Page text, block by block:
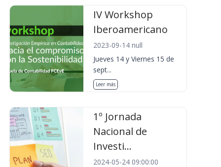
IV Workshop
Iberoamericano
2023-09-14 null
Jueves 14 y Viernes 15 de
sept...
Leer más
1º Jornada
Nacional de
Investi...
2024-05-24 09:00:00